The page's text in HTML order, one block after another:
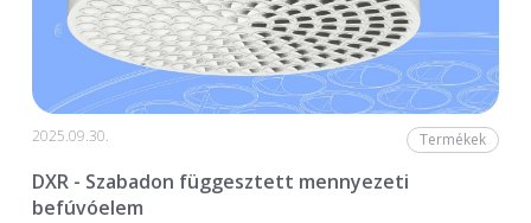
2025.09.30. Termékek
DXR - Szabadon függesztett mennyezeti
befúvóelem